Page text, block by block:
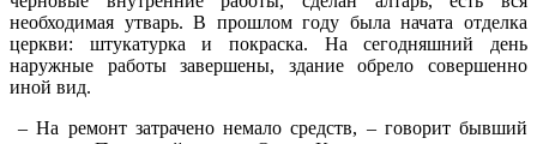
необходимая утварь. В прошлом году была начата отделка
церкви: штукатурка и покраска. На сегодняшний день
наружные работы завершены, здание обрело совершенно
иной вид.
– На ремонт затрачено немало средств, – говорит бывший